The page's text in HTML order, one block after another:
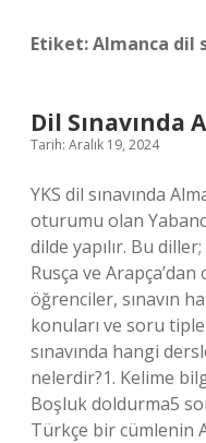
Etiket:Almanca dil
Dil Sınavında
Tarih: Aralık 19, 2024
YKS dil sınavında
oturumu olan
dilde yapılır. Bu
Rusça ve
öğrenciler, sınavın
konuları ve soru
sınavında hangi
nelerdir?1. Kelime
Boşluk doldurma5
Türkçe bir cümlenin